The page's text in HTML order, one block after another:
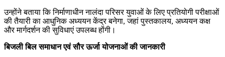
उन्होंने बताया कि निर्माणाधीन नालंदा परिसर युवाओं के लिए प्रतियोगी परीक्षाओं
की तैयारी का आधुनिक अध्ययन केंद्र बनेगा, जहां पुस्तकालय, अध्ययन कक्ष
और मार्गदर्शन की सुविधाएं उपलब्ध होंगी।
बिजली बिल समाधान एवं सौर ऊर्जा योजनाओं की जानकारी